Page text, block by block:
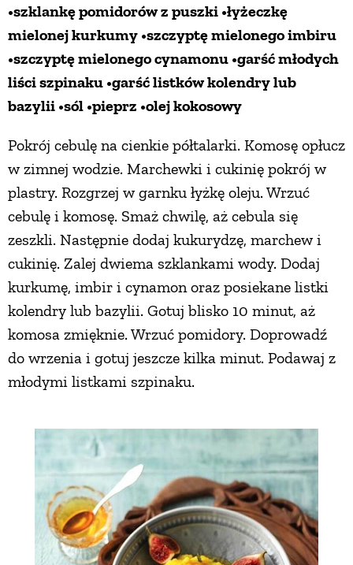
•szklankę pomidorów z puszki •łyżeczkę
mielonej kurkumy •szczyptę mielonego imbiru
•szczyptę mielonego cynamonu •garść młodych
liści szpinaku •garść listków kolendry lub
bazylii •sól •pieprz •olej kokosowy
Pokrój cebulę na cienkie półtalarki. Komosę opłucz
w zimnej wodzie. Marchewki i cukinię pokrój w
plastry. Rozgrzej w garnku łyżkę oleju. Wrzuć
cebulę i komosę. Smaż chwilę, aż cebula się
zeszkli. Następnie dodaj kukurydzę, marchew i
cukinię. Zalej dwiema szklankami wody. Dodaj
kurkumę, imbir i cynamon oraz posiekane listki
kolendry lub bazylii. Gotuj blisko 10 minut, aż
komosa zmięknie. Wrzuć pomidory. Doprowadź
do wrzenia i gotuj jeszcze kilka minut. Podawaj z
młodymi listkami szpinaku.